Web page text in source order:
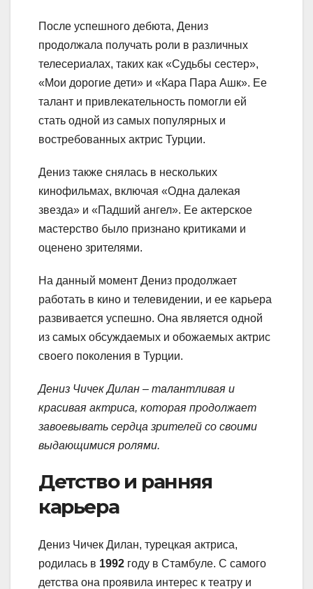
После успешного дебюта, Дениз
продолжала получать роли в различных
телесериалах, таких как «Судьбы сестер»,
«Мои дорогие дети» и «Кара Пара Ашк». Ее
талант и привлекательность помогли ей
стать одной из самых популярных и
востребованных актрис Турции.
Дениз также снялась в нескольких
кинофильмах, включая «Одна далекая
звезда» и «Падший ангел». Ее актерское
мастерство было признано критиками и
оценено зрителями.
На данный момент Дениз продолжает
работать в кино и телевидении, и ее карьера
развивается успешно. Она является одной
из самых обсуждаемых и обожаемых актрис
своего поколения в Турции.
Дениз Чичек Дилан – талантливая и
красивая актриса, которая продолжает
завоевывать сердца зрителей со своими
выдающимися ролями.
Детство и ранняя
карьера
Дениз Чичек Дилан, турецкая актриса,
родилась в 1992 году в Стамбуле. С самого
детства она проявила интерес к театру и